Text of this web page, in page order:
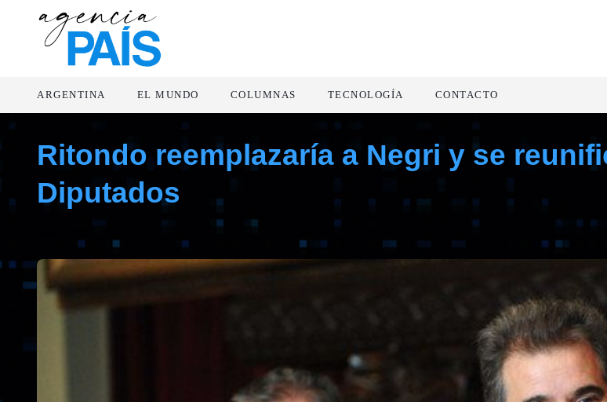
ARGENTINA EL MUNDO COLUMNAS TECNOLOGÍA CONTACTO
Ritondo reemplazaría a Negri y se
Diputados